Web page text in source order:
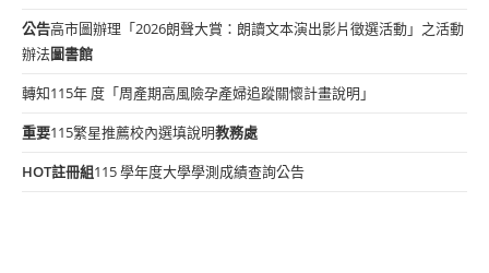
公告高市圖辦理「2026朗聲大賞：朗讀文本演出影片徵選活動」之活動
辦法圖書館
轉知115年 度「周產期高風險孕產婦追蹤關懷計畫說明」
重要115繁星推薦校內選填說明教務處
HOT註冊組115 學年度大學學測成績查詢公告